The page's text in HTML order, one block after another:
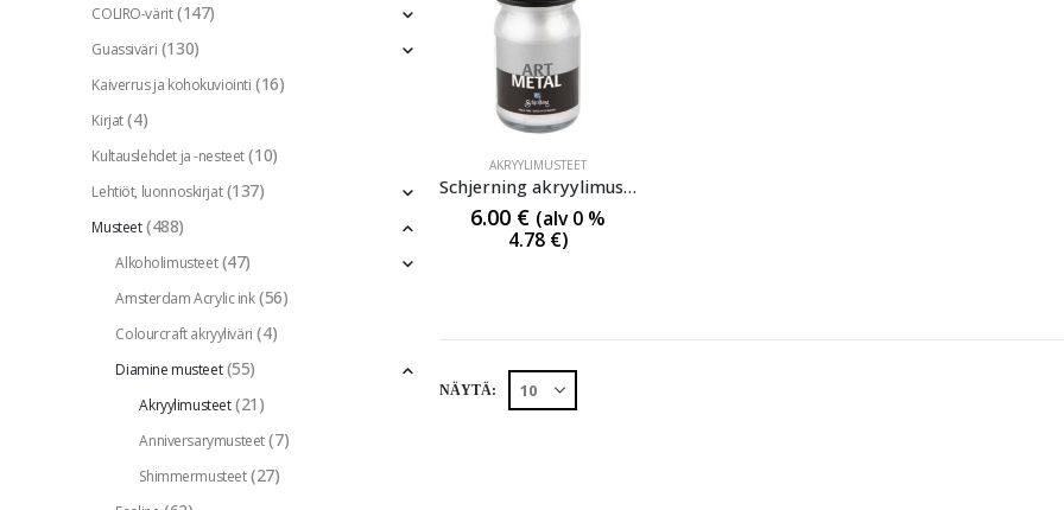
AKRYYLIMUSTEET
Schjerning akryylimuste Silver
6.00 € (alv 0 %
4.78 €)
NÄYTÄ:
COLIRO-värit (147)
Guassiväri (130)
Kaiverrus ja kohokuviointi (16)
Kirjat (4)
Kultauslehdet ja -nesteet (10)
Lehtiöt, luonnoskirjat (137)
Musteet (488)
Alkoholimusteet (47)
Amsterdam Acrylic ink (56)
Colourcraft akryyliväri (4)
Diamine musteet (55)
Akryylimusteet (21)
Anniversarymusteet (7)
Shimmermusteet (27)